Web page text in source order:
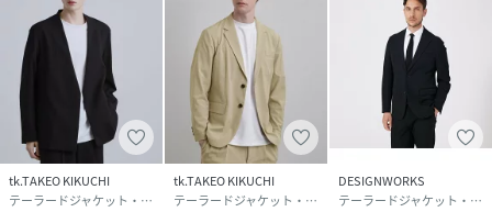
サイズ 01(S)、02(M)、03(L)
クリーニング 手洗い可
QX8859_20260117045120
20260117045120-011-01 QX8859)
tk.TAKEO KIKUCHI
テーラードジャケット・ブレザー
tk.TAKEO KIKUCHI
テーラードジャケット・ブレザー
DESIGNWORKS
テーラードジャケット・ブレザー